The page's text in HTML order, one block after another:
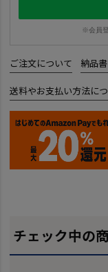
※会員
ご注文について 納品
送料やお支払い方法に
チェック中の